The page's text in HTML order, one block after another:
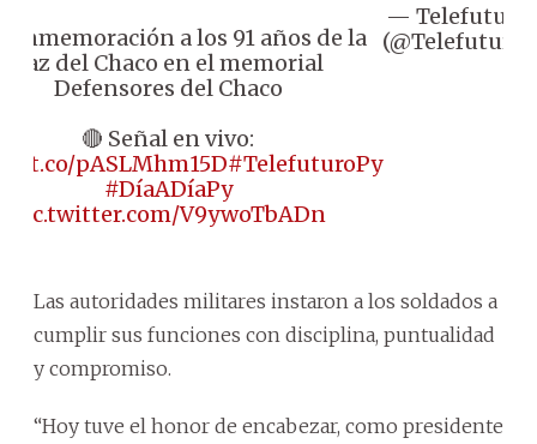
a los 91 años de la
Paz del Chaco en el memorial
Defensores del Chaco
🔴 Señal en vivo:
t.co/pASLMhm15D#TelefuturoPy
#DíaADíaPy
pic.twitter.com/V9ywoTbADn
— Telefuturo
(@Telefuturo)
Las autoridades militares instaron a los soldados a
cumplir sus funciones con disciplina, puntualidad
y compromiso.
“Hoy tuve el honor de encabezar, como presidente